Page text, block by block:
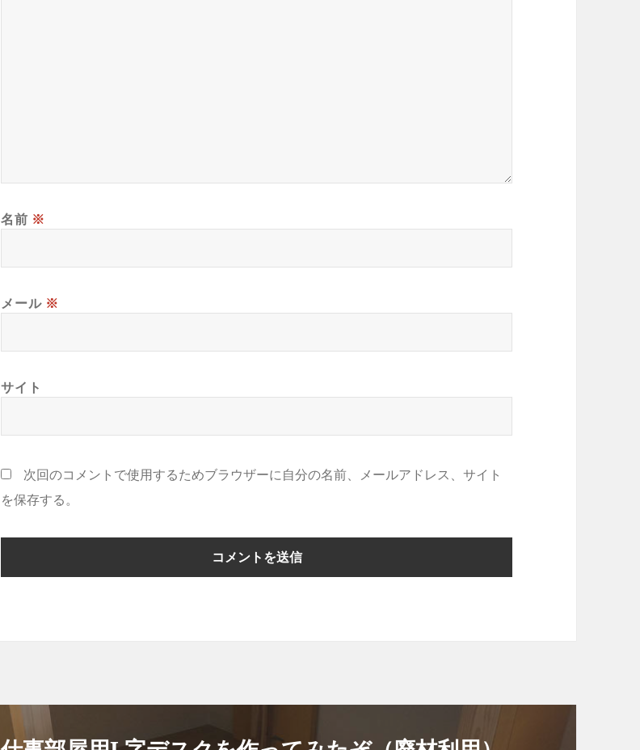
名前 ※
メール ※
サイト
次回のコメントで使用するためブラウザーに自分の名前、メールアドレス、サイト
を保存する。